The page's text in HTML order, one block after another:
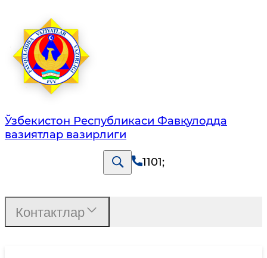
Ўзбекистон Республикаси Фавқулодда
вазиятлар вазирлиги
1101;
Контактлар